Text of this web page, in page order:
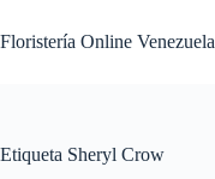
Floristería Online Venezuela
Etiqueta Sheryl Crow